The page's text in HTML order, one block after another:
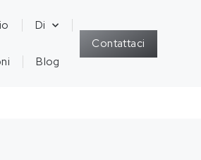
Di
Blog
Contattaci